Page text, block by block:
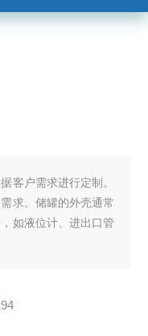
客户需求进行定制。
求。储罐的外壳通常
如液位计、进出口管